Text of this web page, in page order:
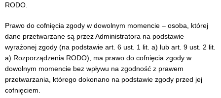
RODO.
Prawo do cofnięcia zgody w dowolnym momencie – osoba, której
dane przetwarzane są przez Administratora na podstawie
wyrażonej zgody (na podstawie art. 6 ust. 1 lit. a) lub art. 9 ust. 2 lit.
a) Rozporządzenia RODO), ma prawo do cofnięcia zgody w
dowolnym momencie bez wpływu na zgodność z prawem
przetwarzania, którego dokonano na podstawie zgody przed jej
cofnięciem.